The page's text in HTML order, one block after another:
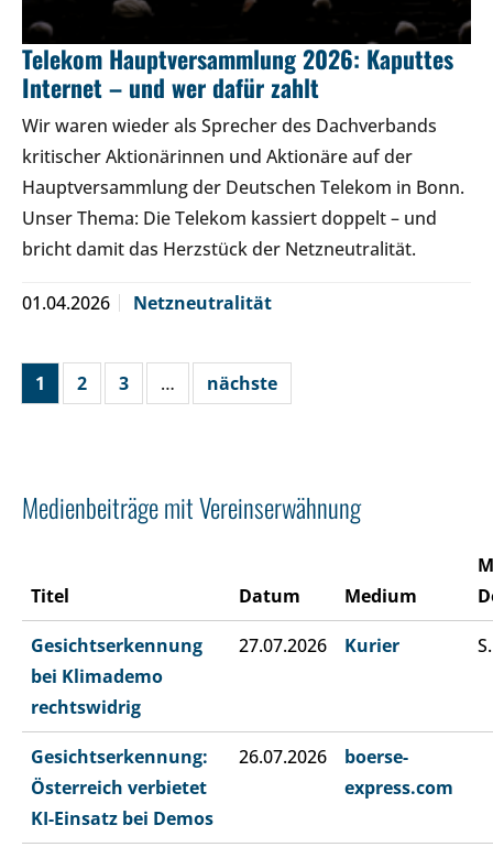
Telekom Hauptversammlung 2026: Kaputtes
Internet – und wer dafür zahlt
Wir waren wieder als Sprecher des Dachverbands
kritischer Aktionärinnen und Aktionäre auf der
Hauptversammlung der Deutschen Telekom in Bonn.
Unser Thema: Die Telekom kassiert doppelt – und
bricht damit das Herzstück der Netzneutralität.
01.04.2026 Netzneutralität
1 2 3 … nächste
Medienbeiträge mit Vereinserwähnung
Titel Datum Medium
Gesichtserkennung
bei Klimademo
rechtswidrig
27.07.2026 Kurier
Gesichtserkennung:
Österreich verbietet
KI-Einsatz bei Demos
26.07.2026
boerse-
express.com